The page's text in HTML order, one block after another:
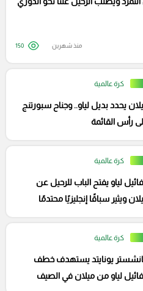
منذ شهرين 150
كرة عالمية
يحدد بديل لياو.. وجناح سبورتنج
رأس القائمة
كرة عالمية
لياو يفتح الباب للرحيل عن
ويثير سباقًا إنجليزيًا محتدمًا
كرة عالمية
يونايتد يستهدف خطف
لياو من ميلان في الصيف